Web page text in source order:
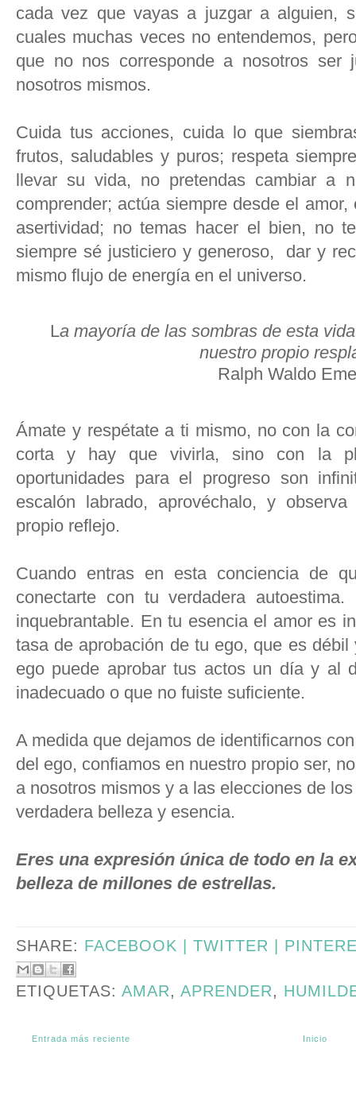
cada vez que vayas a juzgar a alguien,
cuales muchas veces no entendemos,
que no nos corresponde a nosotros ser
nosotros mismos.
Cuida tus acciones, cuida lo que
frutos, saludables y puros; respeta
llevar su vida, no pretendas cambiar a
comprender; actúa siempre desde el
asertividad; no temas hacer el bien, no
siempre sé justiciero y generoso, dar y
mismo flujo de energía en el universo.
La mayoría de las sombras de esta
nuestro propio
Ralph Waldo
Ámate y respétate a ti mismo, no con la
corta y hay que vivirla, sino con la
oportunidades para el progreso son
escalón labrado, aprovéchalo, y
propio reflejo.
Cuando entras en esta conciencia de
conectarte con tu verdadera
inquebrantable. En tu esencia el amor es
tasa de aprobación de tu ego, que es
ego puede aprobar tus actos un día y al
inadecuado o que no fuiste suficiente.
A medida que dejamos de identificarnos
del ego, confiamos en nuestro propio ser,
a nosotros mismos y a las elecciones de
verdadera belleza y esencia.
Eres una expresión única de todo en la
belleza de millones de estrellas.
SHARE: FACEBOOK | TWITTER |
ETIQUETAS: AMAR, APRENDER,
Entrada más reciente Inicio